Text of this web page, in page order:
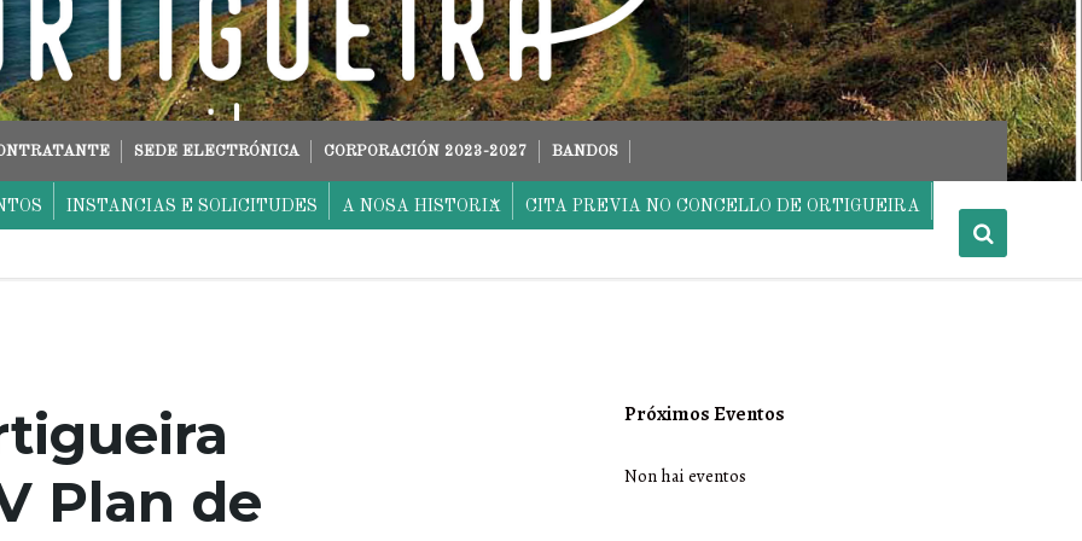
SEDE ELECTRÓNICA CORPORACIÓN 2023-2027 BANDOS
INSTANCIAS E SOLICITUDES A NOSA HISTORIA CITA PREVIA NO CONCELLO DE ORTIGUEIRA
Plan de
Próximos Eventos
Non hai eventos